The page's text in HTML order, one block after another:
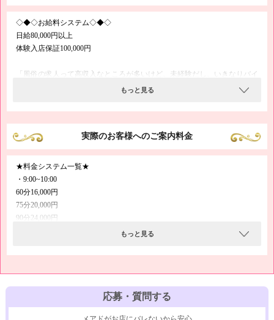
◇◆◇お給料システム◇◆◇
日給80,000円以上
体験入店保証100,000円
「風俗の求人って高収入なところが多いけど、未経験だし、いきなりバイ
当店には体験入店保証として10万円をご用意しておりますので、お試しバ
イトでも確実に稼いでいただけるんです(^-^)/
なお、実際は保証額以上稼げますし、1ヶ月10日出勤で1○○万円も目指せ
ますので、ほかの風俗店以上に楽しくお仕事ができます(^з^)-☆
お店選びにお悩みでしたら、いつでも当店にご相談ください♪
もっと見る
実際のお客様へのご案内料金
★料金システム一覧★
・9:00~10:00
60分16,000円
75分20,000円
90分24,000円
50分16,000円
もっと見る
応募・質問する